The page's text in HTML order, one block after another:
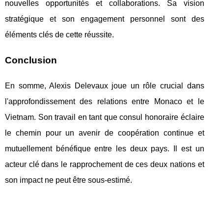
nouvelles opportunités et collaborations. Sa vision
stratégique et son engagement personnel sont des
éléments clés de cette réussite.
Conclusion
En somme, Alexis Delevaux joue un rôle crucial dans
l'approfondissement des relations entre Monaco et le
Vietnam. Son travail en tant que consul honoraire éclaire
le chemin pour un avenir de coopération continue et
mutuellement bénéfique entre les deux pays. Il est un
acteur clé dans le rapprochement de ces deux nations et
son impact ne peut être sous-estimé.